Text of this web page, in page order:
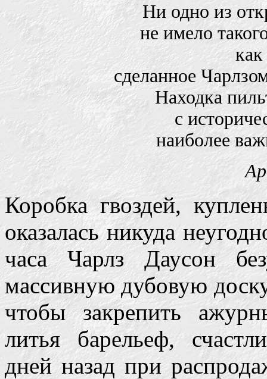
Ни одно из
не имело
сделанное
Находка
с
наиболее
Коробка гвоздей,
оказалась никуда
часа Чарлз Даусон
массивную дубовую
чтобы закрепить
литья барельеф,
дней назад при